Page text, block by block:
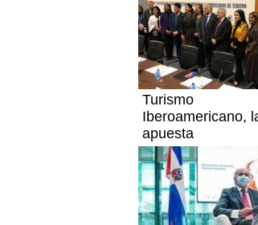
Turismo
Iberoamericano,
apuesta